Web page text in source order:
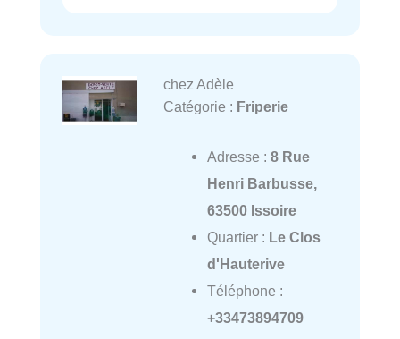
chez Adèle
Catégorie : Friperie
Adresse : 8 Rue
Henri Barbusse,
63500 Issoire
Quartier : Le Clos
d'Hauterive
Téléphone :
+33473894709